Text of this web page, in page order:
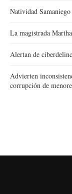
Natividad
La magistrada
Alertan de
Advierten
corrupción de